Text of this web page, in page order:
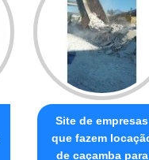
Site de empresas
que fazem
de caçamba para